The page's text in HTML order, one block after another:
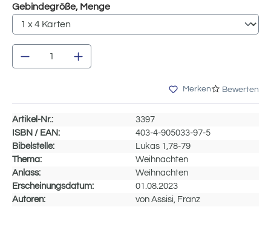
Gebindegröße, Mengeauswählen
Produkt Anzahl: Gib den gewünschten
Merken Bewerten
Artikel-Nr.:
3397
ISBN / EAN:
403-4-905033-97-5
Bibelstelle:
Lukas 1,78-79
Thema:
Weihnachten
Anlass:
Weihnachten
Erscheinungsdatum:
01.08.2023
Autoren:
von Assisi, Franz